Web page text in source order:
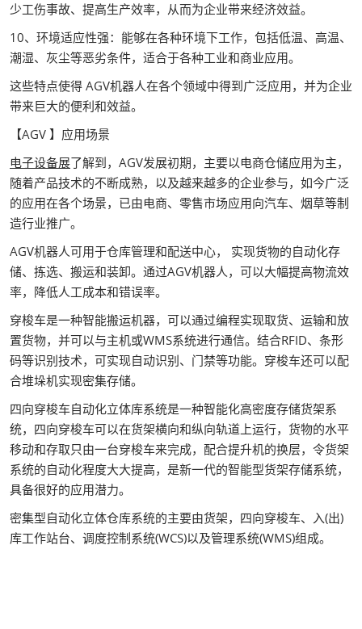
少工伤事故、提高生产效率，从而为企业带来经济效益。
10、环境适应性强：能够在各种环境下工作，包括低温、高温、
潮湿、灰尘等恶劣条件，适合于各种工业和商业应用。
这些特点使得 AGV机器人在各个领域中得到广泛应用，并为企业
带来巨大的便利和效益。
【AGV 】应用场景
电子设备展了解到，AGV发展初期，主要以电商仓储应用为主，
随着产品技术的不断成熟，以及越来越多的企业参与，如今广泛
的应用在各个场景，已由电商、零售市场应用向汽车、烟草等制
造行业推广。
AGV机器人可用于仓库管理和配送中心， 实现货物的自动化存
储、拣选、搬运和装卸。通过AGV机器人，可以大幅提高物流效
率，降低人工成本和错误率。
穿梭车是一种智能搬运机器，可以通过编程实现取货、运输和放
置货物，并可以与主机或WMS系统进行通信。结合RFID、条形
码等识别技术，可实现自动识别、门禁等功能。穿梭车还可以配
合堆垛机实现密集存储。
四向穿梭车自动化立体库系统是一种智能化高密度存储货架系
统，四向穿梭车可以在货架横向和纵向轨道上运行，货物的水平
移动和存取只由一台穿梭车来完成，配合提升机的换层，令货架
系统的自动化程度大大提高，是新一代的智能型货架存储系统，
具备很好的应用潜力。
密集型自动化立体仓库系统的主要由货架，四向穿梭车、入(出)
库工作站台、调度控制系统(WCS)以及管理系统(WMS)组成。